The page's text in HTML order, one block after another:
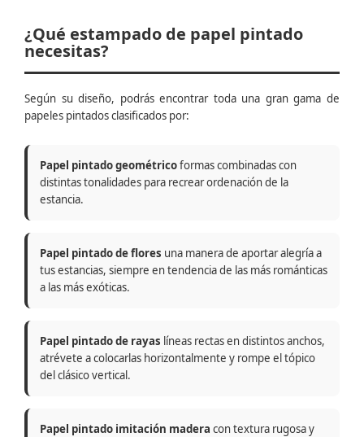
¿Qué estampado de papel pintado
necesitas?
Según su diseño, podrás encontrar toda una gran gama de
papeles pintados clasificados por:
Papel pintado geométricoformas combinadas con
distintas tonalidades para recrear ordenación de la
estancia.
Papel pintado de flores una manera de aportar alegría a
tus estancias, siempre en tendencia de las más románticas
a las más exóticas.
Papel pintado de rayas líneas rectas en distintos anchos,
atrévete a colocarlas horizontalmente y rompe el tópico
del clásico vertical.
Papel pintado imitación madera con textura rugosa y